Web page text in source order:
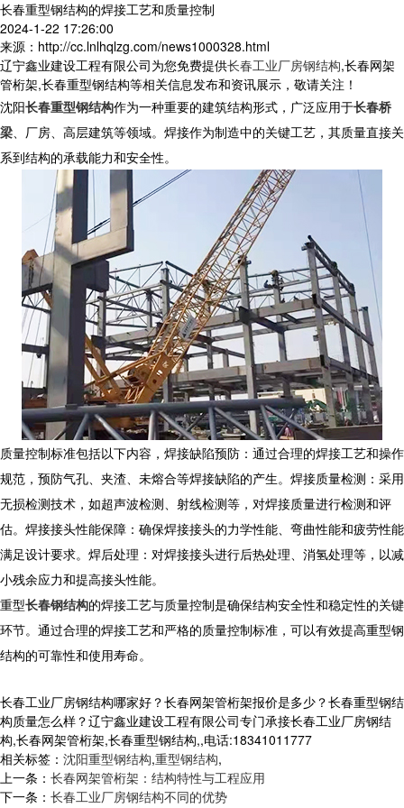
长春重型钢结构的焊接工艺和质量控制
2024-1-22 17:26:00
来源：http://cc.lnlhqlzg.com/news1000328.html
辽宁鑫业建设工程有限公司为您免费提供长春工业厂房钢结构,长春网架
管桁架,长春重型钢结构等相关信息发布和资讯展示，敬请关注！
沈阳长春重型钢结构作为一种重要的建筑结构形式，广泛应用于长春桥
梁、厂房、高层建筑等领域。焊接作为制造中的关键工艺，其质量直接关
系到结构的承载能力和安全性。
质量控制标准包括以下内容，焊接缺陷预防：通过合理的焊接工艺和操作
规范，预防气孔、夹渣、未熔合等焊接缺陷的产生。焊接质量检测：采用
无损检测技术，如超声波检测、射线检测等，对焊接质量进行检测和评
估。焊接接头性能保障：确保焊接接头的力学性能、弯曲性能和疲劳性能
满足设计要求。焊后处理：对焊接接头进行后热处理、消氢处理等，以减
小残余应力和提高接头性能。
重型长春钢结构的焊接工艺与质量控制是确保结构安全性和稳定性的关键
环节。通过合理的焊接工艺和严格的质量控制标准，可以有效提高重型钢
结构的可靠性和使用寿命。
长春工业厂房钢结构哪家好？长春网架管桁架报价是多少？长春重型钢结
构质量怎么样？辽宁鑫业建设工程有限公司专门承接长春工业厂房钢结
构,长春网架管桁架,长春重型钢结构,,电话:18341011777
相关标签： 沈阳重型钢结构,重型钢结构,
上一条： 长春网架管桁架：结构特性与工程应用
下一条： 长春工业厂房钢结构不同的优势